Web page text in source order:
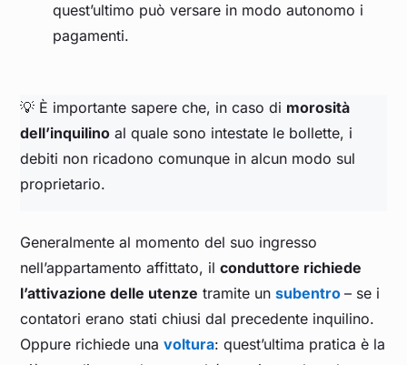
quest’ultimo può versare in modo autonomo i
pagamenti.
💡 È importante sapere che, in caso di morosità
dell’inquilino al quale sono intestate le bollette, i
debiti non ricadono comunque in alcun modo sul
proprietario.
Generalmente al momento del suo ingresso
nell’appartamento affittato, ilconduttore richiede
l’attivazione delle utenze tramite unsubentro– se i
contatori erano stati chiusi dal precedente inquilino.
Oppure richiede unavoltura: quest’ultima pratica è la